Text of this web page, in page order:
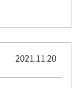
2021.11.20